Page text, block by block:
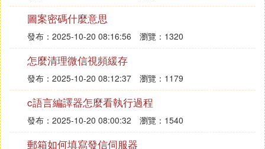
網中的計算機將server這個名稱與192.168.18.1這個I
P地址關聯起來，從而可以通過server這個名稱來訪
問伺服器。
值得注意的是，這種方法僅適用於區域網內部的計算
機。如果你需要在區域網之外通過計算機名訪問伺服
器，還需要在區域網的DNS伺服器上進行相應的配
置。但是，對於大多數區域網環境來說，這種方法已
經足夠解決通過計算機名訪問伺服器的問題。
圖案密碼什麼意思
發布：2025-10-20 08:16:56 瀏覽：1320
怎麼清理微信視頻緩存
發布：2025-10-20 08:12:37 瀏覽：1179
c語言編譯器怎麼看執行過程
發布：2025-10-20 08:00:32 瀏覽：1540
郵箱如何填寫發信伺服器